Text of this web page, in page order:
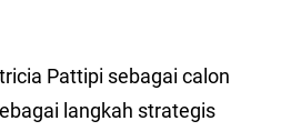
Pattipi sebagai calon
langkah strategis